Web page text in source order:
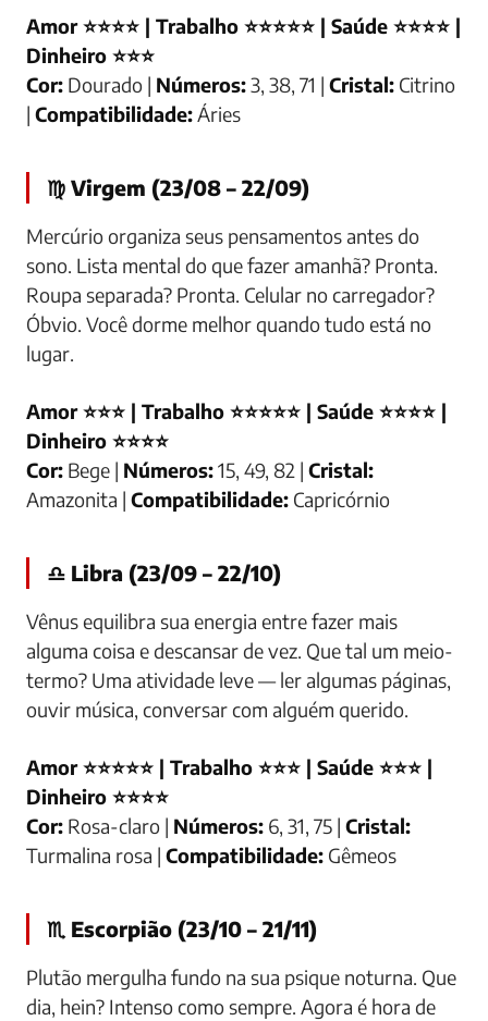
Amor ⭐⭐⭐⭐ | Trabalho ⭐⭐⭐⭐⭐ | Saúde ⭐⭐⭐⭐ |
Dinheiro ⭐⭐⭐
Cor: Dourado | Números:3, 38, 71 | Cristal: Citrino
| Compatibilidade:Áries
♍ Virgem (23/08 – 22/09)
Mercúrio organiza seus pensamentos antes do
sono. Lista mental do que fazer amanhã? Pronta.
Roupa separada? Pronta. Celular no carregador?
Óbvio. Você dorme melhor quando tudo está no
lugar.
Amor ⭐⭐⭐ | Trabalho ⭐⭐⭐⭐⭐ | Saúde ⭐⭐⭐⭐ |
Dinheiro ⭐⭐⭐⭐
Cor: Bege | Números:15, 49, 82 | Cristal:
Amazonita | Compatibilidade: Capricórnio
♎ Libra (23/09 – 22/10)
Vênus equilibra sua energia entre fazer mais
alguma coisa e descansar de vez. Que tal um meio-
termo? Uma atividade leve — ler algumas páginas,
ouvir música, conversar com alguém querido.
Amor ⭐⭐⭐⭐⭐ | Trabalho ⭐⭐⭐ | Saúde ⭐⭐⭐ |
Dinheiro ⭐⭐⭐⭐
Cor: Rosa-claro | Números: 6, 31, 75 | Cristal:
Turmalina rosa | Compatibilidade: Gêmeos
♏ Escorpião (23/10 – 21/11)
Plutão mergulha fundo na sua psique noturna. Que
dia, hein? Intenso como sempre. Agora é hora de